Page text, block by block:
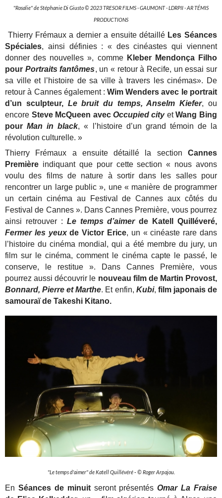
"Rosalie" de Stéphanie Di Giusto © 2023 TRESOR FILMS - GAUMONT - LDRPII - AR TÉMIS
PRODUCTIONS
Thierry Frémaux a dernier a ensuite détaillé Les Séances
Spéciales, ainsi définies : « des cinéastes qui viennent
donner des nouvelles », comme Kleber Mendonça Filho
pour Portraits fantômes, un « retour à Recife, un essai sur
sa ville et l’histoire de sa ville à travers les cinémas». De
retour à Cannes également :Wim Wenders avec le portrait
d’un sculpteur, Le bruit du temps, Anselm Kiefer, ou
encore Steve McQueen avec Occupied city etWang Bing
pourMan in black, « l’histoire d’un grand témoin de la
révolution culturelle. »
Thierry Frémaux a ensuite détaillé la section Cannes
Première indiquant que pour cette section « nous avons
voulu des films de nature à sortir dans les salles pour
rencontrer un large public », une « manière de programmer
un certain cinéma au Festival de Cannes aux côtés du
Festival de Cannes ». Dans Cannes Première, vous pourrez
ainsi retrouver : Le temps d’aimerde Katell Quilléveré,
Fermer les yeuxde Victor Erice, un « cinéaste rare dans
l’histoire du cinéma mondial, qui a été membre du jury, un
film sur le cinéma, comment le cinéma capte le passé, le
conserve, le restitue ». Dans Cannes Première, vous
pourrez aussi découvrir le nouveau film de Martin Provost,
Bonnard, Pierre et Marthe. Et enfin, Kubi, film japonais de
samouraï de Takeshi Kitano.
"Le temps d'aimer" de Katell Quillévéré-© Roger Arpajou.
En Séances de minuit seront présentésOmar La Fraise